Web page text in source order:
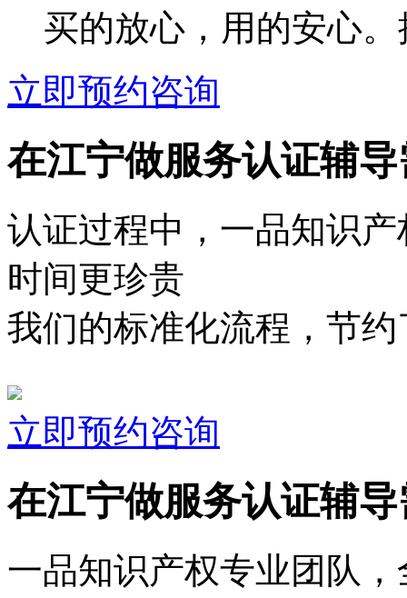
买的放心，用的安心
立即预约咨询
在江宁做服务认证辅
认证过程中，一品知识
时间更珍贵
我们的标准化流程，节
立即预约咨询
在江宁做服务认证辅
一品知识产权专业团队